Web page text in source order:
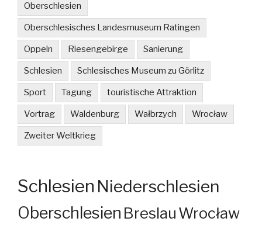
Oberschlesien
Oberschlesisches Landesmuseum Ratingen
Oppeln Riesengebirge Sanierung
Schlesien Schlesisches Museum zu Görlitz
Sport Tagung touristische Attraktion
Vortrag Waldenburg Wałbrzych Wrocław
Zweiter Weltkrieg
Schlesien Niederschlesien
Oberschlesien Breslau Wrocław